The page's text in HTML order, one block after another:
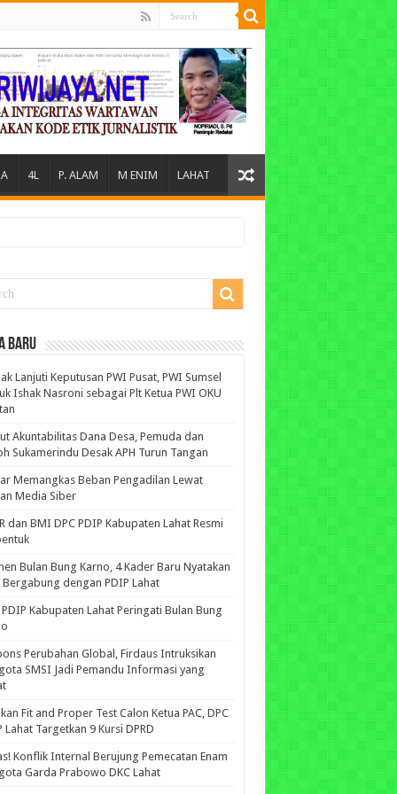
4L P. ALAM M ENIM LAHAT
BARU
Lanjuti Keputusan PWI Pusat, PWI Sumsel
Ishak Nasroni sebagai Plt Ketua PWI OKU
Akuntabilitas Dana Desa, Pemuda dan
Sukamerindu Desak APH Turun Tangan
Memangkas Beban Pengadilan Lewat
Media Siber
dan BMI DPC PDIP Kabupaten Lahat Resmi
Bulan Bung Karno, 4 Kader Baru Nyatakan
Bergabung dengan PDIP Lahat
PDIP Kabupaten Lahat Peringati Bulan Bung
Perubahan Global, Firdaus Intruksikan
SMSI Jadi Pemandu Informasi yang
Fit and Proper Test Calon Ketua PAC, DPC
Lahat Targetkan 9 Kursi DPRD
Konflik Internal Berujung Pemecatan Enam
Garda Prabowo DKC Lahat